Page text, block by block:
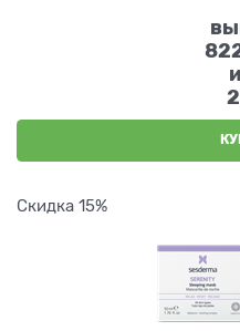
Скидка 15%